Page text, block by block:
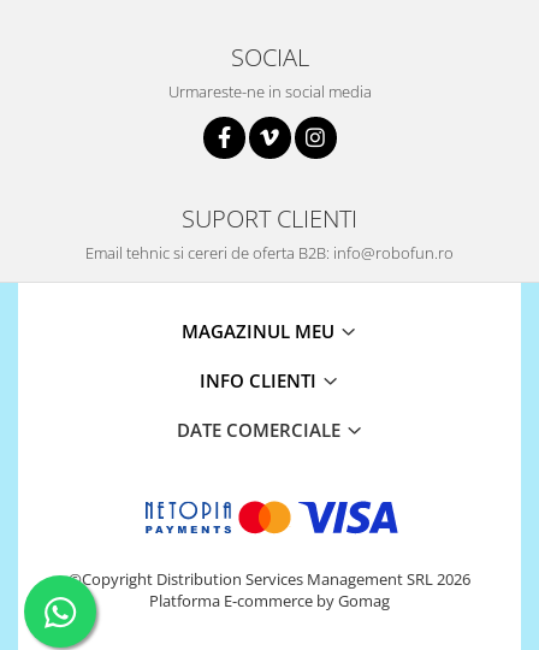
SOCIAL
Urmareste-ne in social media
SUPORT CLIENTI
Email tehnic si cereri de oferta B2B: info@robofun.ro
MAGAZINUL MEU
INFO CLIENTI
DATE COMERCIALE
©Copyright Distribution Services Management SRL 2026
Platforma E-commerce by Gomag